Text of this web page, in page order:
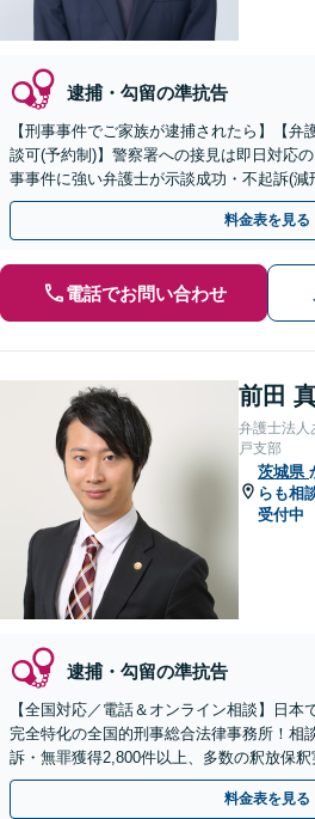
逮捕・勾留の準抗告
【刑事事件でご家族が逮捕されたら】【弁
談可(予約制)】警察署への接見は即日対応
事事件に強い弁護士が示談成功・不起訴(減
トします。【加害者側の相談専門】
料金表を見る
電話でお問い合わせ
前田
弁護士法人
戸支部
茨城県
らも相
受付中
逮捕・勾留の準抗告
【全国対応／電話＆オンライン相談】日本
完全特化の全国的刑事総合法律事務所！相
訴・無罪獲得2,800件以上、多数の釈放保
弁護士の腕次第で変わります【初回相談無
料金表を見る